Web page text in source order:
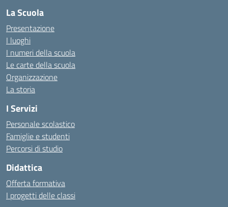
La Scuola
Presentazione
I luoghi
I numeri della scuola
Le carte della scuola
Organizzazione
La storia
I Servizi
Personale scolastico
Famiglie e studenti
Percorsi di studio
Didattica
Offerta formativa
I progetti delle classi